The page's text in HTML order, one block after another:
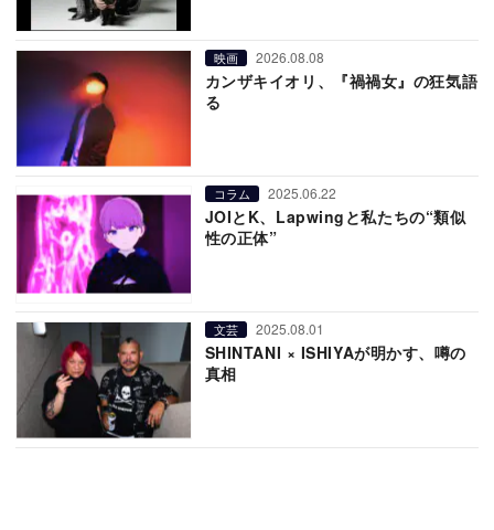
映画 2026.08.08
カンザキイオリ、『禍禍女』の狂気語
る
コラム 2025.06.22
JOIとK、Lapwingと私たちの“類似
性の正体”
文芸 2025.08.01
SHINTANI × ISHIYAが明かす、噂の
真相